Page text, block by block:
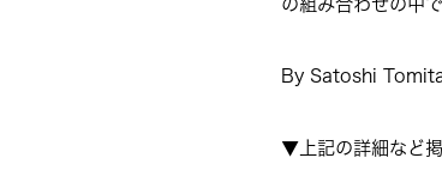
By Satoshi
▼ 上記の詳細など